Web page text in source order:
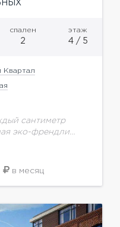
спален
2
этаж
4 / 5
Квартал
сантиметр
эко-френдли
и настоящего
современная
в месяц